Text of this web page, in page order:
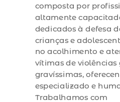
composta por
altamente
dedicados à defesa
crianças e
no acolhimento e
vítimas de violências
gravíssimas,
especializado e
Trabalhamos com